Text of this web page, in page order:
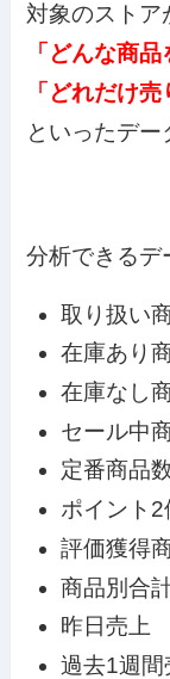
対象のストア
「どんな商
「どれだけ
といったデー
分析できるデ
取り扱い
在庫あり
在庫なし
セール中
定番商品
ポイント
評価獲得
商品別合
昨日売上
過去1週間